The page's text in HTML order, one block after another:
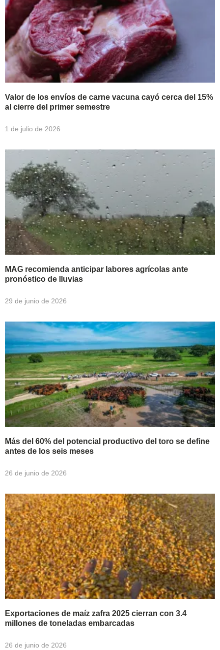
Valor de los envíos de carne vacuna cayó cerca del 15%
al cierre del primer semestre
1 de julio de 2026
MAG recomienda anticipar labores agrícolas ante
pronóstico de lluvias
29 de junio de 2026
Más del 60% del potencial productivo del toro se define
antes de los seis meses
26 de junio de 2026
Exportaciones de maíz zafra 2025 cierran con 3.4
millones de toneladas embarcadas
26 de junio de 2026